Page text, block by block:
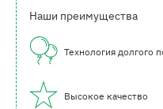
Наши преимущества
Технология долгого
Высокое качество